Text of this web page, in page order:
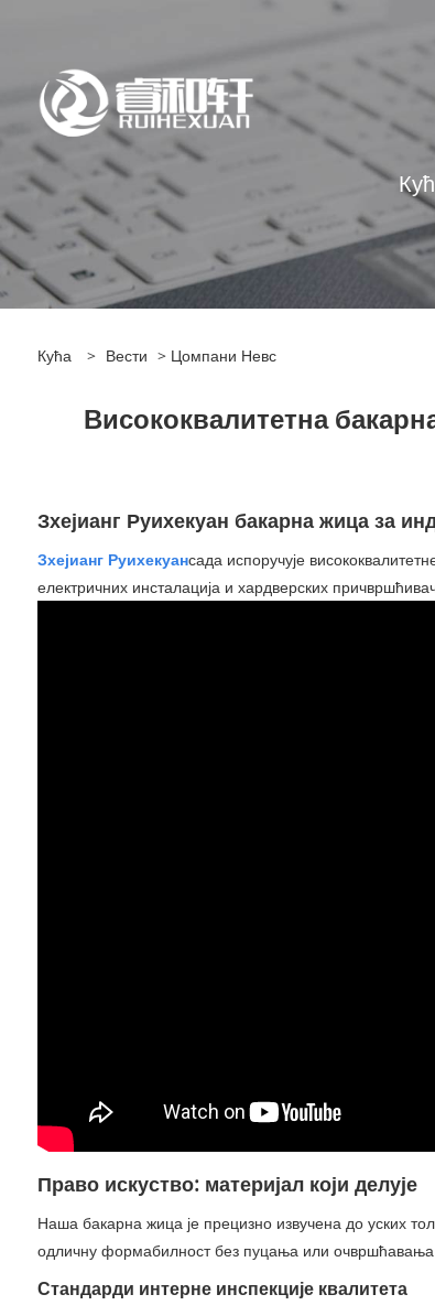
Кућа > Вести > Цомпани Невс
Висококвалитетна
Зхејианг Руихекуан бакарна жица за
Зхејианг Руихекуансада испоручује
електричних инсталација и хардверских
Право искуство: материјал који делује
Наша бакарна жица је прецизно извучена до уских
одличну формабилност без пуцања или очвршћавања
Стандарди интерне инспекције квалитета